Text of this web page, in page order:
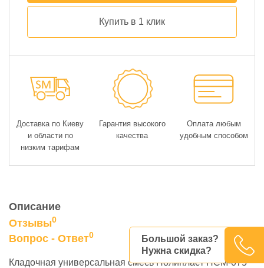
Купить в 1 клик
Большой заказ?
Нужна скидка?
Доставка по Киеву
и области по
низким тарифам
Гарантия высокого
качества
Оплата любым
удобным способом
Описание
Отзывы0
Вопрос - Ответ0
Кладочная универсальная смесь Полипласт ПСМ-075